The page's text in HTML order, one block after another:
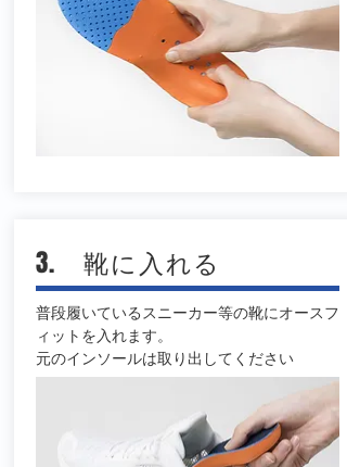
3. 靴に入れる
普段履いているスニーカー等の靴にオースフ
ィットを入れます。
​元のインソールは取り出してください